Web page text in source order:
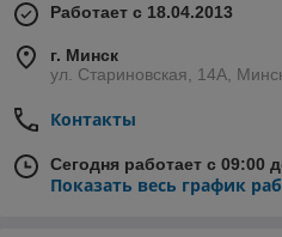
Работает с 18.04.2013
г. Минск
ул. Стариновская, 14А,
Контакты
Сегодня работает с 09:00
Показать весь график